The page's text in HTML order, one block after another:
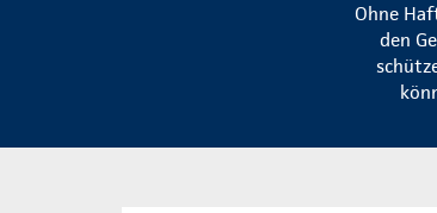
Ohne
den